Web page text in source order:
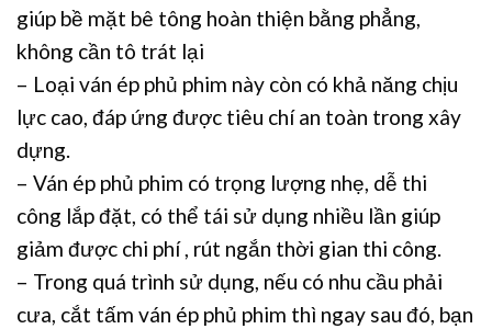
giúp bề mặt bê tông hoàn thiện bằng phẳng,
không cần tô trát lại
– Loại ván ép phủ phim này còn có khả năng chịu
lực cao, đáp ứng được tiêu chí an toàn trong xây
dựng.
– Ván ép phủ phim có trọng lượng nhẹ, dễ thi
công lắp đặt, có thể tái sử dụng nhiều lần giúp
giảm được chi phí , rút ngắn thời gian thi công.
– Trong quá trình sử dụng, nếu có nhu cầu phải
cưa, cắt tấm ván ép phủ phim thì ngay sau đó, bạn